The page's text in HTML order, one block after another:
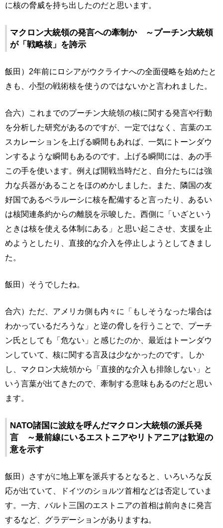
に核の脅威を持ち出したのだと思います。
マクロン大統領の発言への牽制か ～プーチン大統領
が「戦略核」を誇示
飯田）2年前にロシアがウクライナへの全面侵略を始めたと
きも、小型の戦術核を使うのではないかと言われました。
合六）これまでのプーチン大統領の核に関する発言や行動
を分析した研究があるのですが、一定ではなく、言葉のエ
スカレーションを上げる瞬間もあれば、一気にトーンダウ
ンするような瞬間もあるのです。上げる瞬間には、あの手
この手を使います。例えば開戦当時だと、自分たちには強
力な兵器があることをほのめかしました。また、隣国の友
好国であるベラルーシに核を配備すると言ったり、あるい
は核関連条約からの離脱を示唆した。西側に「いざという
ときは核を使える体制にある」と思い起こさせ、支援を止
めようとしたり、直接的な介入を停止しようとしてきまし
た。
飯田）そうでしたね。
合六）ただ、アメリカ側も内々に「もしそうなった場合は
わかっているだろうな」と逆の脅しを行うことで、プーチ
ン氏としても「危ない」と感じたのか、最近はトーンダウ
ンしていて、核に関する言及は少なかったのです。しか
し、マクロン大統領から「直接的な介入も排除しない」と
いう言葉が出てきたので、牽制する意味もあるのだと思い
ます。
NATO諸国に波紋を呼んだマクロン大統領の派兵発
言 ～最前線にいるエストニアやリトアニアは歓迎の
意を示す
飯田）さすがに地上軍を派兵するとなると、いろいろな反
応が出ていて、ドイツのショルツ首相などは否定していま
す。一方、バルト三国のエストニアの首相は前向きに発言
するなど、グラデーションがありますね。